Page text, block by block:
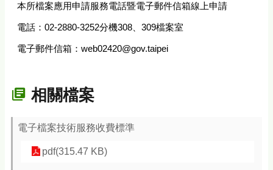
本所檔案應用申請服務電話暨電子郵件信箱線上申請
電話：02-2880-3252分機308、309檔案室
電子郵件信箱：web02420@gov.taipei
相關檔案
電子檔案技術服務收費標準
pdf(315.47 KB)